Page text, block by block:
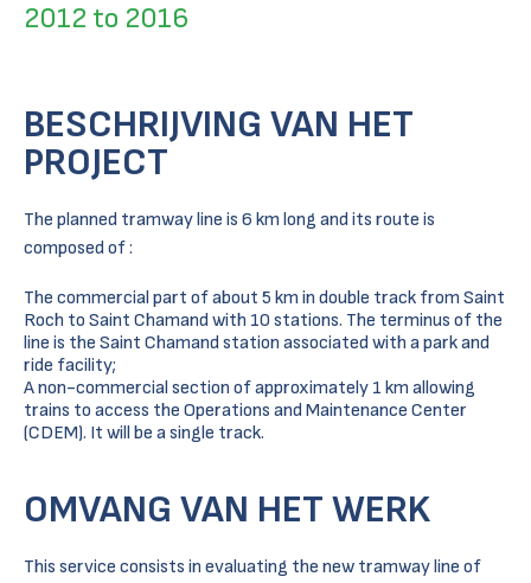
2012 to 2016
BESCHRIJVING VAN HET
PROJECT
The planned tramway line is 6 km long and its route is
composed of :
The commercial part of about 5 km in double track from Saint
Roch to Saint Chamand with 10 stations. The terminus of the
line is the Saint Chamand station associated with a park and
ride facility;
A non-commercial section of approximately 1 km allowing
trains to access the Operations and Maintenance Center
(CDEM). It will be a single track.
OMVANG VAN HET WERK
This service consists in evaluating the new tramway line of